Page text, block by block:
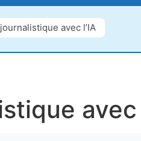
avec l’IA
avec